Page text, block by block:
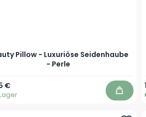
Pillow - Luxuriöse Seidenhaube
- Perle
€
In den